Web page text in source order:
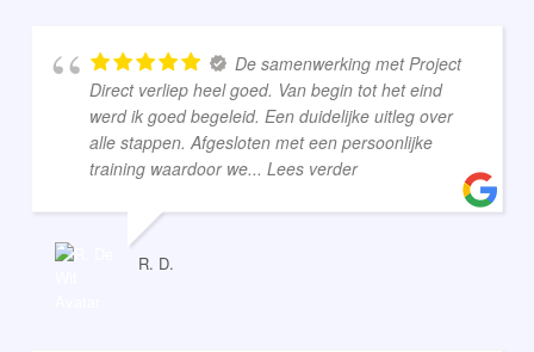
De samenwerking met Project
Direct verliep heel goed. Van begin tot het eind
werd ik goed begeleid. Een duidelijke uitleg over
alle stappen. Afgesloten met een persoonlijke
training waardoor we... Lees verder
R. D.